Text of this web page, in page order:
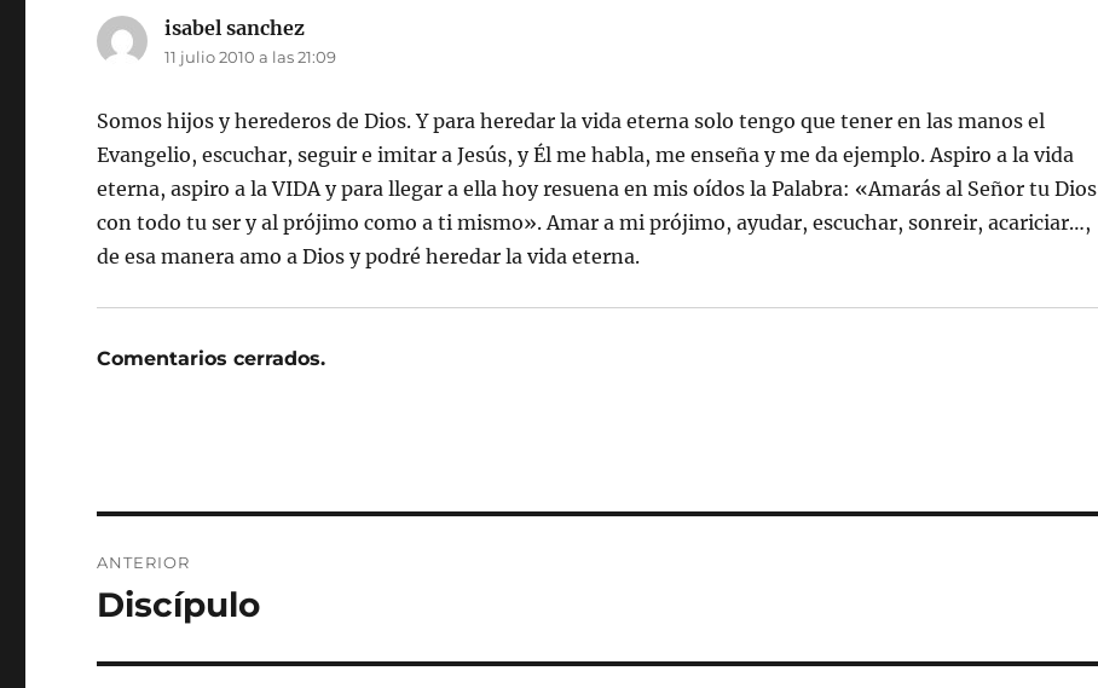
isabel sanchez
11 julio 2010 a las 21:09
Somos hijos y herederos de Dios. Y para heredar la vida eterna solo tengo que tener en las manos el
Evangelio, escuchar, seguir e imitar a Jesús, y Él me habla, me enseña y me da ejemplo. Aspiro a la vida
eterna, aspiro a la VIDA y para llegar a ella hoy resuena en mis oídos la Palabra: «Amarás al Señor tu Dios
con todo tu ser y al prójimo como a ti mismo». Amar a mi prójimo, ayudar, escuchar, sonreir, acariciar…,
de esa manera amo a Dios y podré heredar la vida eterna.
Comentarios cerrados.
de
ANTERIOR
Entrada
Discípulo